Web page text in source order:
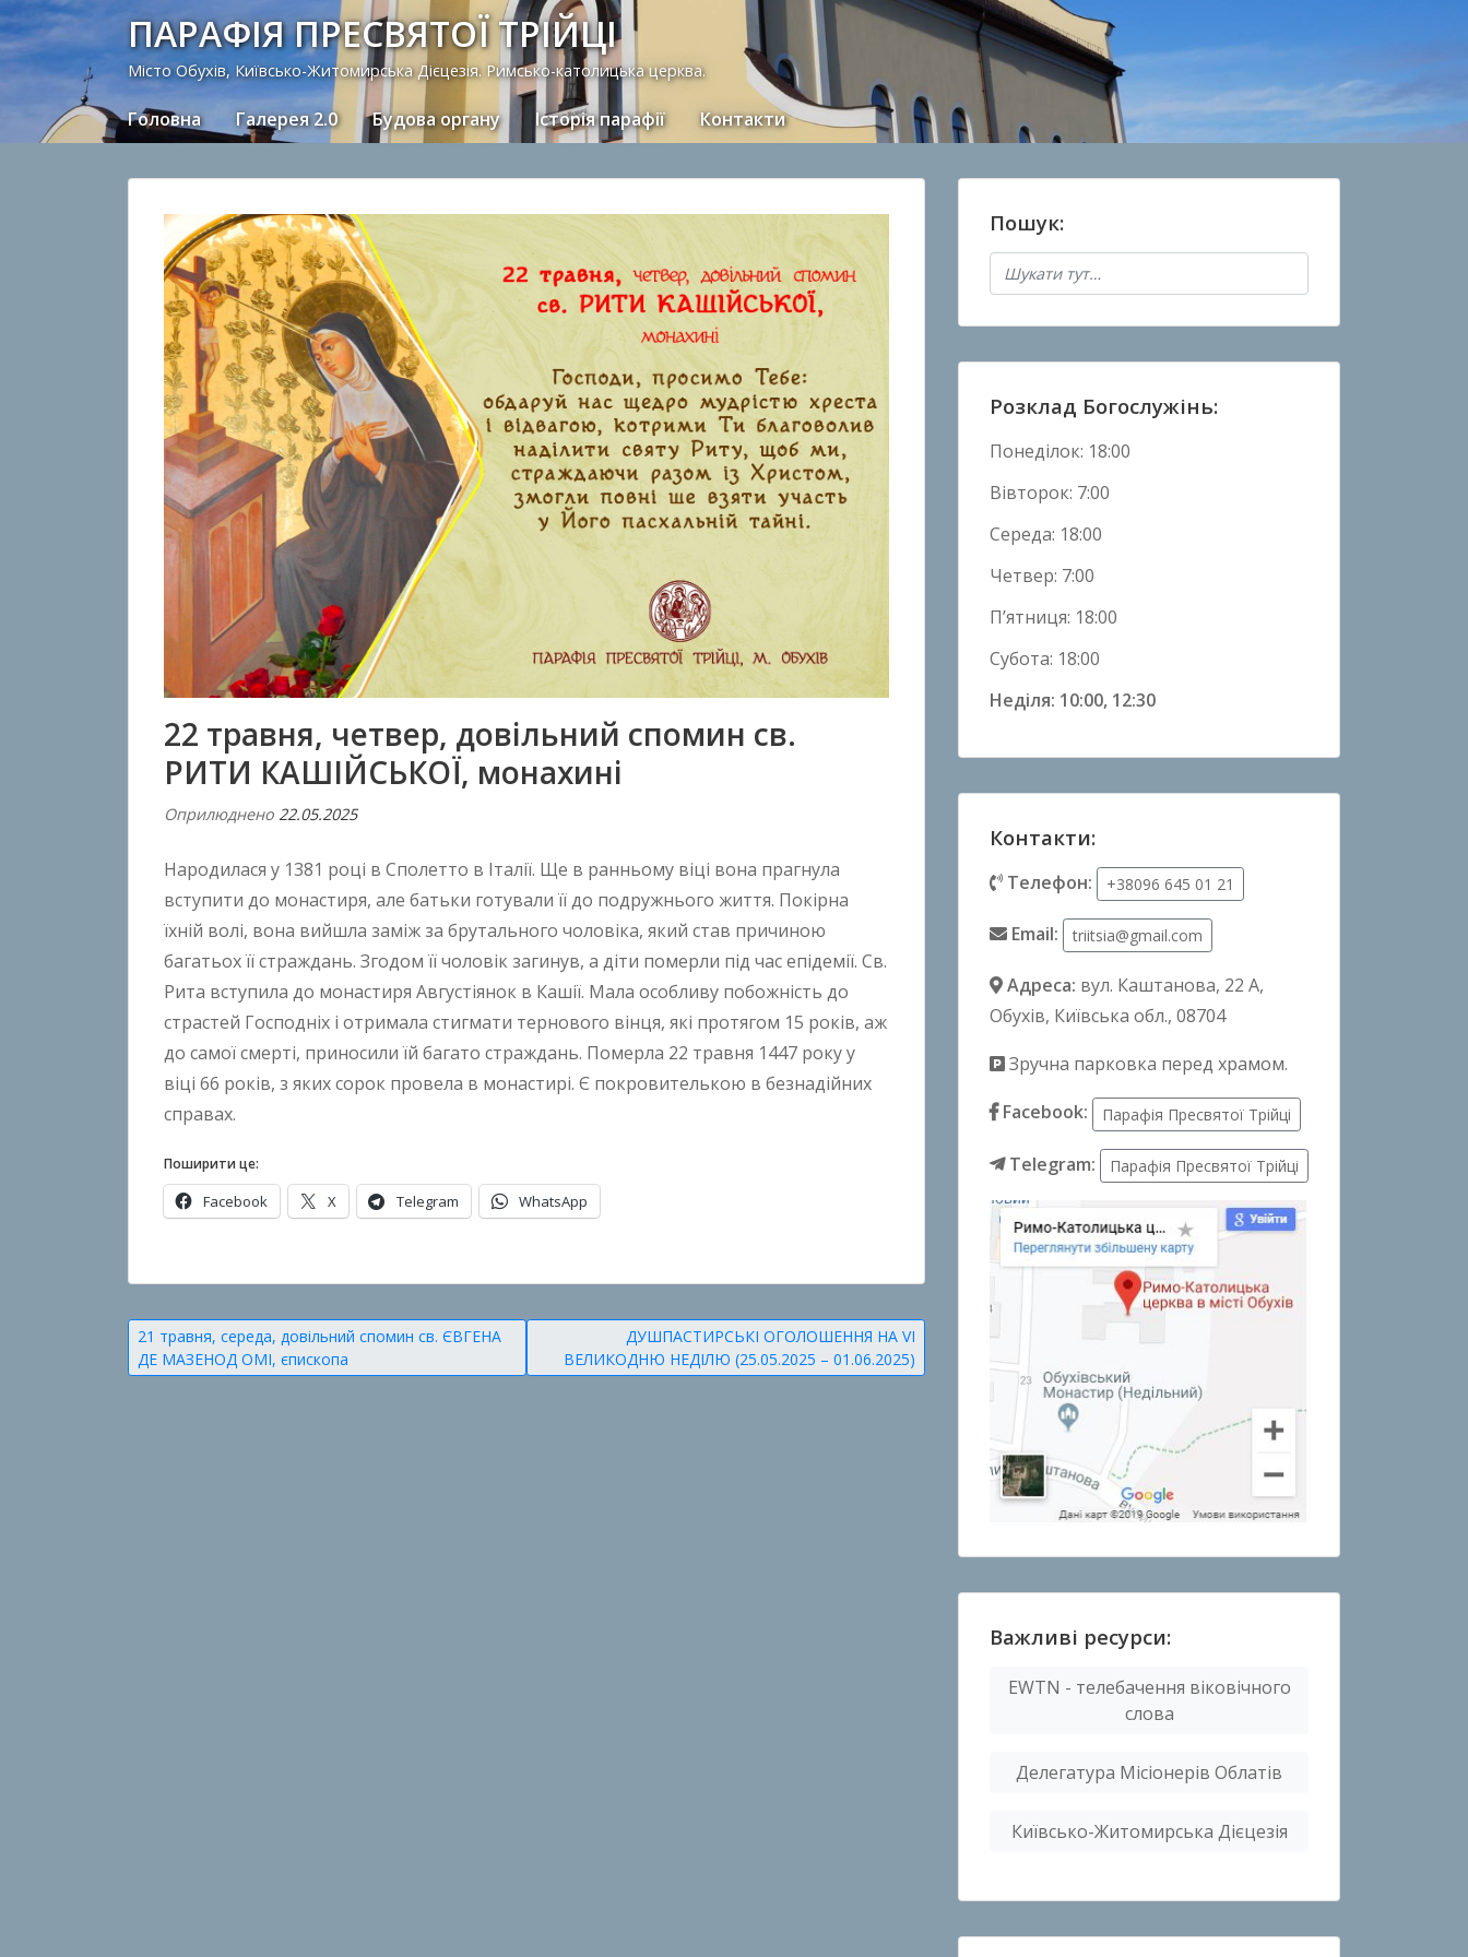
ПАРАФІЯ ПРЕСВЯТОЇ ТРІЙЦІ
Місто Обухів, Київсько-Житомирська Дієцезія. Римсько-католицька церква.
Головна Галерея 2.0 Будова органу Історія парафії Контакти
22 травня, четвер, довільний спомин св.
РИТИ КАШІЙСЬКОЇ, монахині
Оприлюднено 22.05.2025В
д
A
n
t
n
B
o
k
o
Народилася у 1381 році в Сполетто в Італії. Ще в ранньому віці вона прагнула
вступити до монастиря, але батьки готували її до подружнього життя. Покірна
їхній волі, вона вийшла заміж за брутального чоловіка, який став причиною
багатьох її страждань. Згодом її чоловік загинув, а діти померли під час епідемії. Св.
Рита вступила до монастиря Августіянок в Кашії. Мала особливу побожність до
страстей Господніх і отримала стигмати тернового вінця, які протягом 15 років, аж
до самої смерті, приносили їй багато страждань. Померла 22 травня 1447 року у
віці 66 років, з яких сорок провела в монастирі. Є покровителькою в безнадійних
справах.
Поширити це:
Facebook X Telegram WhatsApp
п
у
б
л
Навігація
записів
21 травня, середа, довільний спомин св. ЄВГЕНА
ДЕ МАЗЕНОД ОМІ, єпископа
ДУШПАСТИРСЬКІ ОГОЛОШЕННЯ НА VI
ВЕЛИКОДНЮ НЕДІЛЮ (25.05.2025 – 01.06.2025)
Пошук:
Розклад Богослужінь:
Понеділок: 18:00
Вівторок: 7:00
Середа: 18:00
Четвер: 7:00
П’ятниця: 18:00
Субота: 18:00
Неділя: 10:00, 12:30
Контакти:
Телефон: +38096 645 01 21
Email: triitsia@gmail.com
Адреса: вул. Каштанова, 22 А,
Обухів, Київська обл., 08704
Зручна парковка перед храмом.
Facebook:
Парафія Пресвятої Трійці
Telegram: Парафія Пресвятої Трійці
Важливі ресурси:
EWTN - телебачення віковічного
слова
Делегатура Місіонерів Облатів
Київсько-Житомирська Дієцезія